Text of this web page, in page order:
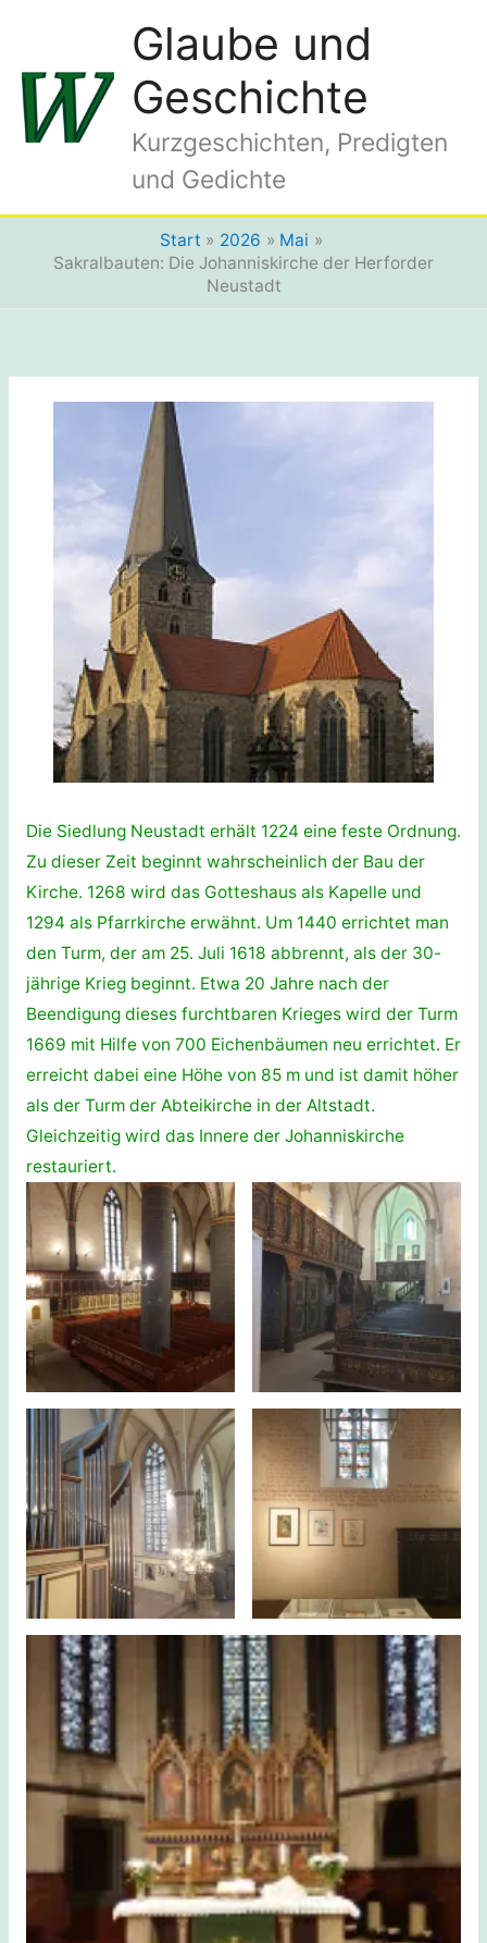
springen
Glaube und
Geschichte
Kurzgeschichten, Predigten
und Gedichte
Start 2026
Mai
Sakralbauten: Die Johanniskirche der Herforder
Neustadt
Die Siedlung Neustadt erhält 1224 eine feste Ordnung.
Zu dieser Zeit beginnt wahrscheinlich der Bau der
Kirche. 1268 wird das Gotteshaus als Kapelle und
1294 als Pfarrkirche erwähnt. Um 1440 errichtet man
den Turm, der am 25. Juli 1618 abbrennt, als der 30-
jährige Krieg beginnt. Etwa 20 Jahre nach der
Beendigung dieses furchtbaren Krieges wird der Turm
1669 mit Hilfe von 700 Eichenbäumen neu errichtet. Er
erreicht dabei eine Höhe von 85 m und ist damit höher
als der Turm der Abteikirche in der Altstadt.
Gleichzeitig wird das Innere der Johanniskirche
restauriert.